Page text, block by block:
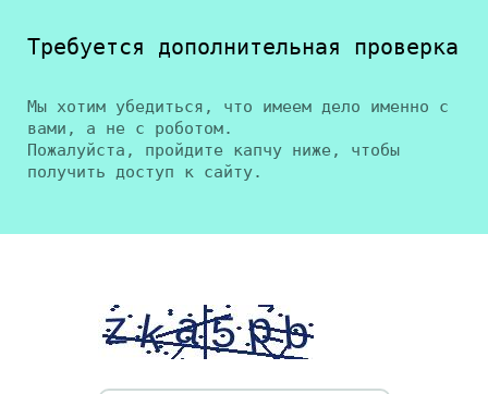
Требуется дополнительная проверка
Мы хотим убедиться, что имеем дело именно с
вами, а не с роботом.
Пожалуйста, пройдите капчу ниже, чтобы
получить доступ к сайту.